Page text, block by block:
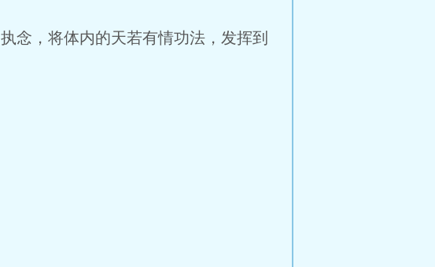
，将体内的天若有情功法，发挥到